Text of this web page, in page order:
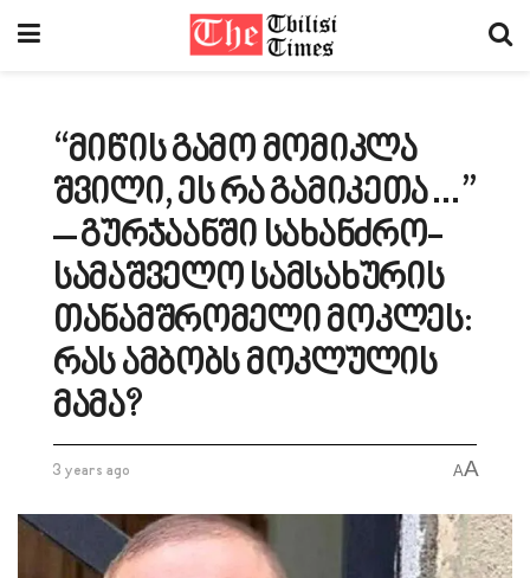
“მიწის გამო მომიკლა
შვილი, ეს რა გამიკეთა…”
– გურჯაანში სახანძრო-
სამაშველო სამსახურის
თანამშრომელი მოკლეს:
რას ამბობს მოკლულის
მამა?
3 years ago AA